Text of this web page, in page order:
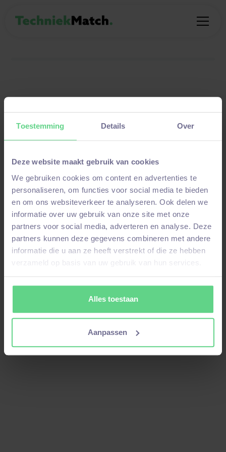
Toestemming Details Over
Deze website maakt gebruik van cookies
We gebruiken cookies om content en advertenties te
personaliseren, om functies voor social media te bieden
en om ons websiteverkeer te analyseren. Ook delen we
informatie over uw gebruik van onze site met onze
partners voor social media, adverteren en analyse. Deze
partners kunnen deze gegevens combineren met andere
informatie die u aan ze heeft verstrekt of die ze hebben
verzameld op basis van uw gebruik van hun services.
Alles toestaan
Aanpassen
± 1 minuut
Help ons TechniekMatch beter
te maken
en hoe je het liefst contact hebt. We beginnen met een
paar vragen over jou, zo weten we waar jij staat en
kunnen we onze hulp daarop afstemmen. Jouw
antwoorden bepalen mee wat we voor jou organiseren.
Beginnen